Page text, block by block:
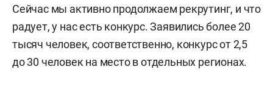
Сейчас мы активно продолжаем рекрутинг, и что
радует, у нас есть конкурс. Заявились более 20
тысяч человек, соответственно, конкурс от 2,5
до 30 человек на место в отдельных регионах.